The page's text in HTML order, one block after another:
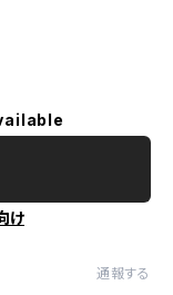
け
通報する